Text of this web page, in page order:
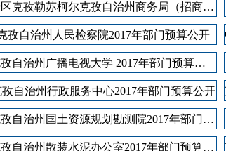
新疆维吾尔自治区克孜勒苏柯尔克孜自治州商务局（招商局）2017年部门预算公开
孜自治州人民检察院2017年部门预算公开
克孜勒苏柯尔克孜自治州广播电视大学 2017年部门预算公开
自治州行政服务中心2017年部门预算公开
克孜勒苏柯尔克孜自治州国土资源规划勘测院2017年部门预算公开
克孜勒苏柯尔克孜自治州散装水泥办公室2017年部门预算公开